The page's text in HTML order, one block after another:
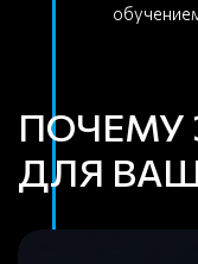
ПОЧЕМУ
ДЛЯ